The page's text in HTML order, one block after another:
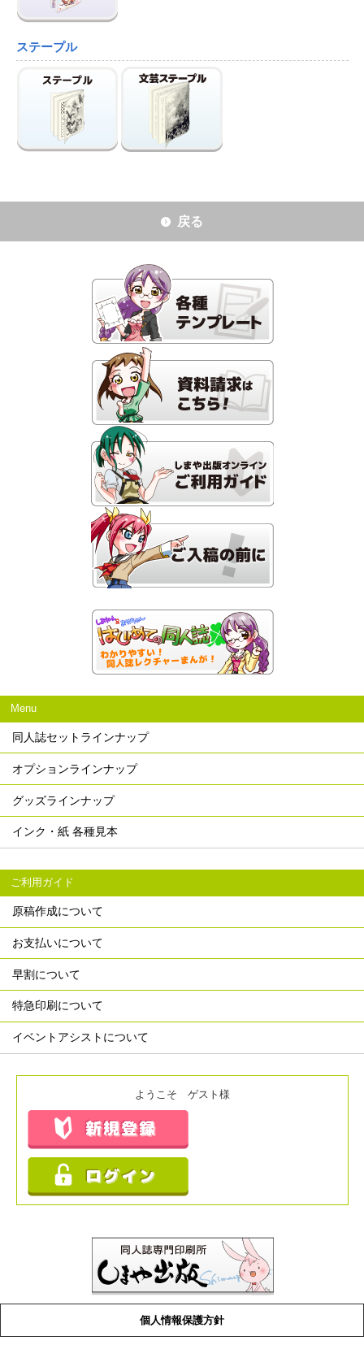
ステープル
戻る
Menu
同人誌セットラインナップ
オプションラインナップ
グッズラインナップ
インク・紙 各種見本
ご利用ガイド
原稿作成について
お支払いについて
早割について
特急印刷について
イベントアシストについて
ようこそ ゲスト様
個人情報保護方針